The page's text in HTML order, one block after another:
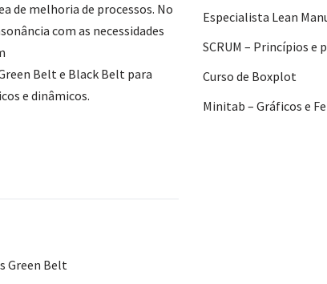
de melhoria de processos. No
com as necessidades
Belt e Black Belt para
e dinâmicos.
Green Belt
Especialista Lean
SCRUM – Princípios e
Curso de Boxplot
Minitab – Gráficos e